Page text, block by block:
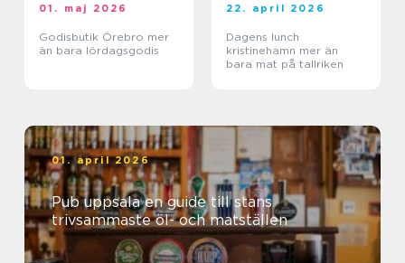
01. maj 2026
Godisbutik Örebro mer
än bara lördagsgodis
22. april 2026
Dagens lunch
kristinehamn mer än
bara mat på tallriken
01. april 2026
Pub uppsala en guide till stans
trivsammaste öl- och matställen